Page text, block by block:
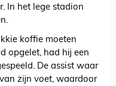
In het lege stadion
koffie moeten
opgelet, had hij een
De assist waar
zijn voet, waardoor